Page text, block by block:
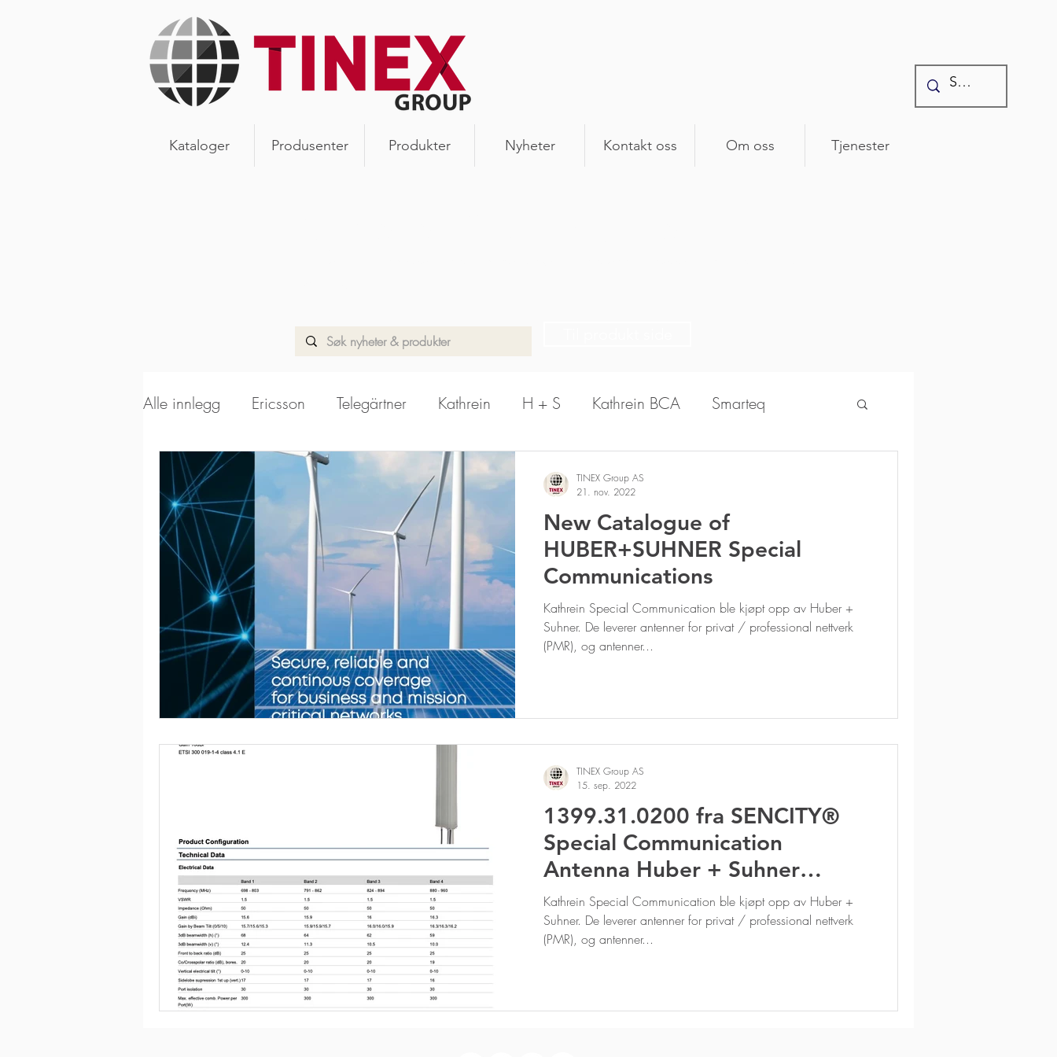
Kataloger Produsenter Produkter Nyheter Kontakt oss Om oss Tjenester
Alle innlegg Ericsson Telegärtner Kathrein H + S Kathrein BCA Smarteq
Alpha Wireless Aerials PrecisionWave
Kathrein Broadcast Scan Antenna Kathrein Solutions Rosenberger
Kathrein DS EUPEN Kathrein Digital Systems
New Catalogue of
HUBER+SUHNER Special
Communications
Kathrein Special Communication ble kjøpt opp av Huber +
Suhner. De leverer antenner for privat / professional nettverk
(PMR), og antenner...
TINEX Group AS
21. nov. 2022
1399.31.0200 fra SENCITY®
Special Communication
Antenna Huber + Suhner
(tidligere Kathrein).
Kathrein Special Communication ble kjøpt opp av Huber +
Suhner. De leverer antenner for privat / professional nettverk
(PMR), og antenner...
TINEX Group AS
15. sep. 2022